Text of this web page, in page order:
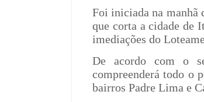
Foi iniciada na manhã
que corta a cidade de
imediações do
De acordo com o
compreenderá todo o
bairros Padre Lima e